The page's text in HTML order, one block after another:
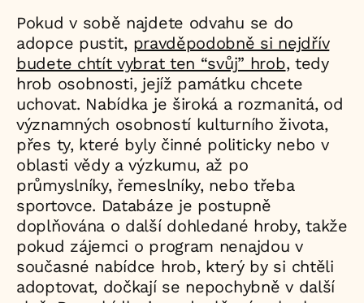
Pokud v sobě najdete odvahu se do
adopce pustit, pravděpodobně si nejdřív
budete chtít vybrat ten “svůj” hrob, tedy
hrob osobnosti, jejíž památku chcete
uchovat. Nabídka je široká a rozmanitá, od
významných osobností kulturního života,
přes ty, které byly činné politicky nebo v
oblasti vědy a výzkumu, až po
průmyslníky, řemeslníky, nebo třeba
sportovce. Databáze je postupně
doplňována o další dohledané hroby, takže
pokud zájemci o program nenajdou v
současné nabídce hrob, který by si chtěli
adoptovat, dočkají se nepochybně v další